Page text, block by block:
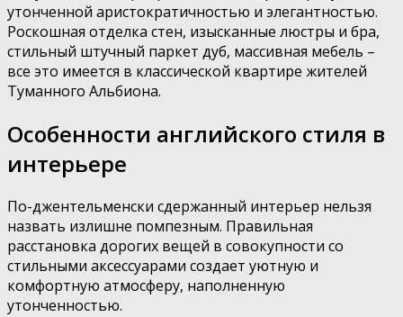
утонченной аристократичностью и элегантностью.
Роскошная отделка стен, изысканные люстры и бра,
стильный штучный паркет дуб, массивная мебель –
все это имеется в классической квартире жителей
Туманного Альбиона.
Особенности английского стиля в
интерьере
По-джентельменски сдержанный интерьер нельзя
назвать излишне помпезным. Правильная
расстановка дорогих вещей в совокупности со
стильными аксессуарами создает уютную и
комфортную атмосферу, наполненную
утонченностью.